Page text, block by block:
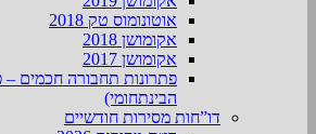
אוטונומוס טק 2018
אקומושן 2018
אקומושן 2017
פתרונות תחבורה חכמים –
הבינתחומי)
דו”חות מסירות חודשיים